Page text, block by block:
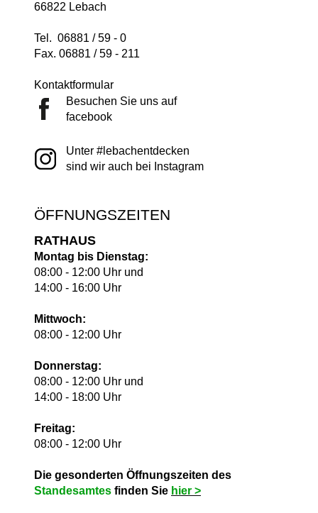
66822 Lebach
Tel. 06881 / 59 - 0
Fax. 06881 / 59 - 211
Kontaktformular
Besuchen Sie uns auf
facebook
Unter #lebachentdecken
sind wir auch bei Instagram
ÖFFNUNGSZEITEN
RATHAUS
Montag bis Dienstag:
08:00 - 12:00 Uhr und
14:00 - 16:00 Uhr
Mittwoch:
08:00 - 12:00 Uhr
Donnerstag:
08:00 - 12:00 Uhr und
14:00 - 18:00 Uhr
Freitag:
08:00 - 12:00 Uhr
Die gesonderten Öffnungszeiten des
Standesamtes finden Sie hier >